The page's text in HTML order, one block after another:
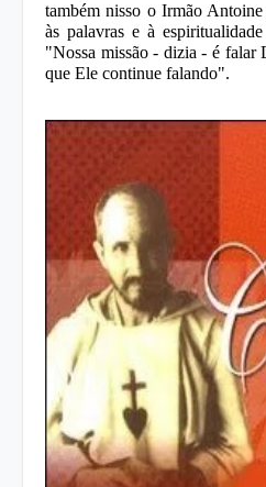
também nisso o Irmão Antoine
às palavras e à
"Nossa missão - dizia - é falar
que Ele continue falando".